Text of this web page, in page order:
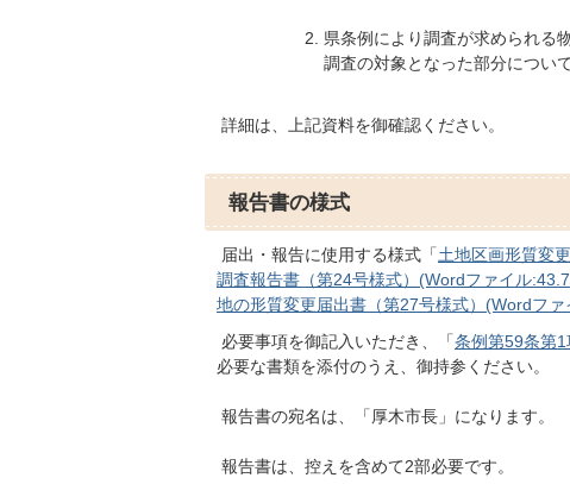
県条例により調査が求められる
調査の対象となった部分につい
詳細は、上記資料を御確認ください。
報告書の様式
届出・報告に使用する様式「土地区画形質変
調査報告書（第24号様式）(Wordファイル
地の形質変更届出書（第27号様式）(Wordファ
必要事項を御記入いただき、「条例第59条第
必要な書類を添付のうえ、御持参ください。
報告書の宛名は、「厚木市長」になります。
報告書は、控えを含めて2部必要です。